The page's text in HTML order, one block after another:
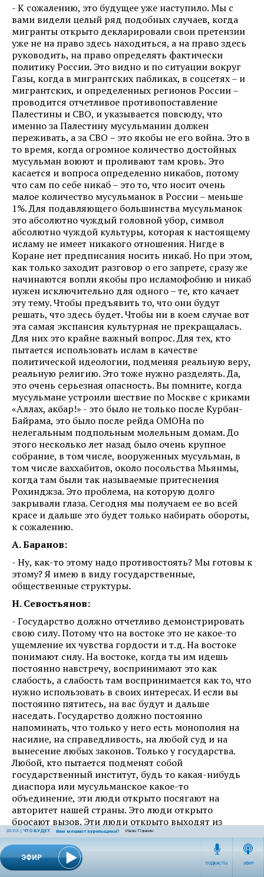
ЭФИР
20:03 | ЧТО БУДЕТ Вам мешают курильщики? Иван Панкин
ПОДКАСТЫ ЭФИР
- К сожалению, это будущее уже наступило. Мы с
вами видели целый ряд подобных случаев, когда
мигранты открыто декларировали свои претензии
уже не на право здесь находиться, а на право здесь
руководить, на право определять фактически
политику России. Это видно и по ситуации вокруг
Газы, когда в мигрантских пабликах, в соцсетях – и
мигрантских, и определенных регионов России –
проводится отчетливое противопоставление
Палестины и СВО, и указывается повсюду, что
именно за Палестину мусульманин должен
переживать, а за СВО – это якобы не его война. Это в
то время, когда огромное количество достойных
мусульман воюют и проливают там кровь. Это
касается и вопроса определенно никабов, потому
что сам по себе никаб – это то, что носит очень
малое количество мусульманок в России – меньше
1%. Для подавляющего большинства мусульманок
это абсолютно чуждый головной убор, символ
абсолютно чуждой культуры, которая к настоящему
исламу не имеет никакого отношения. Нигде в
Коране нет предписания носить никаб. Но при этом,
как только заходит разговор о его запрете, сразу же
начинаются вопли якобы про исламофобию и никаб
нужен исключительно для одного – те, кто качает
эту тему. Чтобы предъявить то, что они будут
решать, что здесь будет. Чтобы ни в коем случае вот
эта самая экспансия культурная не прекращалась.
Для них это крайне важный вопрос. Для тех, кто
пытается использовать ислам в качестве
политической идеологии, подменяя реальную веру,
реальную религию. Это тоже нужно разделять. Да,
это очень серьезная опасность. Вы помните, когда
мусульмане устроили шествие по Москве с криками
«Аллах, акбар!» - это было не только после Курбан-
Байрама, это было после рейда ОМОНа по
нелегальным подпольным молельным домам. До
этого несколько лет назад было очень крупное
собрание, в том числе, вооруженных мусульман, в
том числе ваххабитов, около посольства Мьянмы,
когда там были так называемые притеснения
Рохинджза. Это проблема, на которую долго
закрывали глаза. Сегодня мы получаем ее во всей
красе и дальше это будет только набирать обороты,
к сожалению.
А. Баранов:
- Ну, как-то этому надо противостоять? Мы готовы к
этому? Я имею в виду государственные,
общественные структуры.
Н. Севостьянов:
- Государство должно отчетливо демонстрировать
свою силу. Потому что на востоке это не какое-то
ущемление их чувства гордости и т.д. На востоке
понимают силу. На востоке, когда ты им идешь
постоянно навстречу, воспринимают это как
слабость, а слабость там воспринимается как то, что
нужно использовать в своих интересах. И если вы
постоянно пятитесь, на вас будут и дальше
наседать. Государство должно постоянно
напоминать, что только у него есть монополия на
насилие, на справедливость, на любой суд и на
вынесение любых законов. Только у государства.
Любой, кто пытается подменят собой
государственный институт, будь то какая-нибудь
диаспора или мусульманское какое-то
объединение, эти люди открыто посягают на
авторитет нашей страны. Это люди открыто
бросают вызов. Эти люди открыто выходят из
подчинения и им нужно противостоять всеми
доступными способами.
А. Баранов: